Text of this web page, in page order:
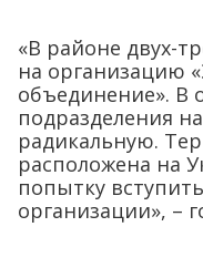
«В районе двух-
на организацию
объединение». В
подразделения
радикальную.
расположена на
попытку
организации», –